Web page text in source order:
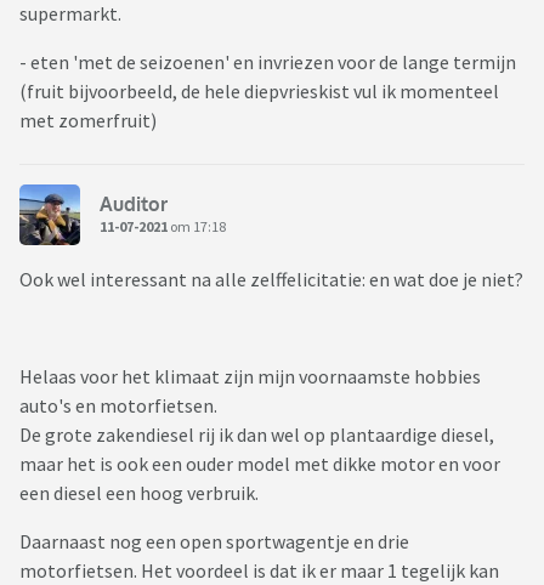
supermarkt.
- eten 'met de seizoenen' en invriezen voor de lange termijn
(fruit bijvoorbeeld, de hele diepvrieskist vul ik momenteel
met zomerfruit)
Auditor
11-07-2021 om 17:18
Ook wel interessant na alle zelffelicitatie: en wat doe je niet?
Helaas voor het klimaat zijn mijn voornaamste hobbies
auto's en motorfietsen.
De grote zakendiesel rij ik dan wel op plantaardige diesel,
maar het is ook een ouder model met dikke motor en voor
een diesel een hoog verbruik.
Daarnaast nog een open sportwagentje en drie
motorfietsen. Het voordeel is dat ik er maar 1 tegelijk kan